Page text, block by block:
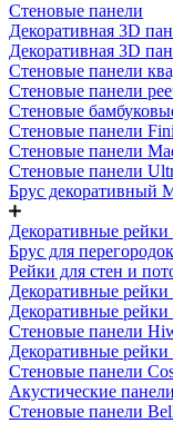
Стеновые панели
Декоративная 3D
Декоративная 3D
Стеновые панели
Стеновые панели
Стеновые
Стеновые панели
Стеновые панели
Стеновые панели
Брус декоративный
Декоративные
Брус для перегородок
Рейки для стен и
Декоративные
Декоративные рейки
Стеновые панели
Декоративные
Стеновые панели
Акустические панели
Стеновые панели